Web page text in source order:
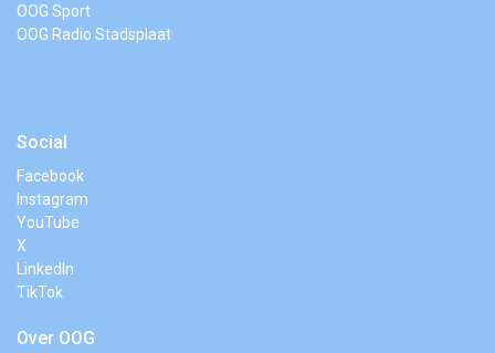
OOG Sport
OOG Radio Stadsplaat
Social
Facebook
Instagram
YouTube
X
LinkedIn
TikTok
Over OOG